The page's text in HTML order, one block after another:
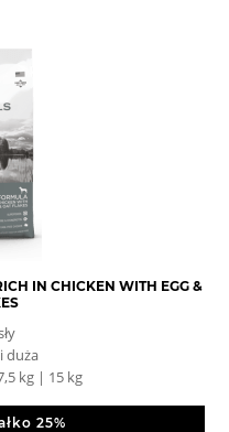
IN CHICKEN WITH EGG &
duża
kg | 15 kg
25%